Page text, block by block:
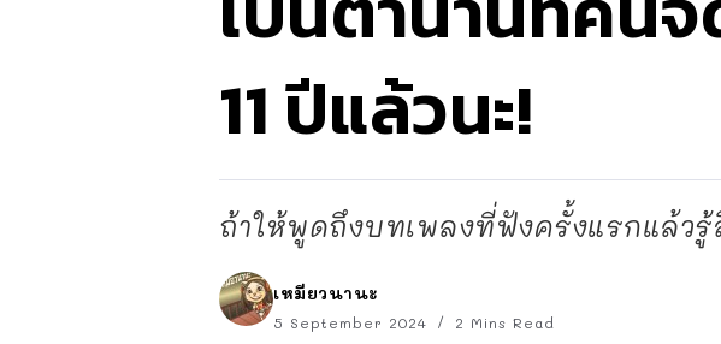
11 ปีแล้วนะ!
ถ้าให้พูดถึงบทเพลงที่ฟังครั้งแรกแล้วรู้
เหมียวนานะ
5 September 2024 2 Mins Read